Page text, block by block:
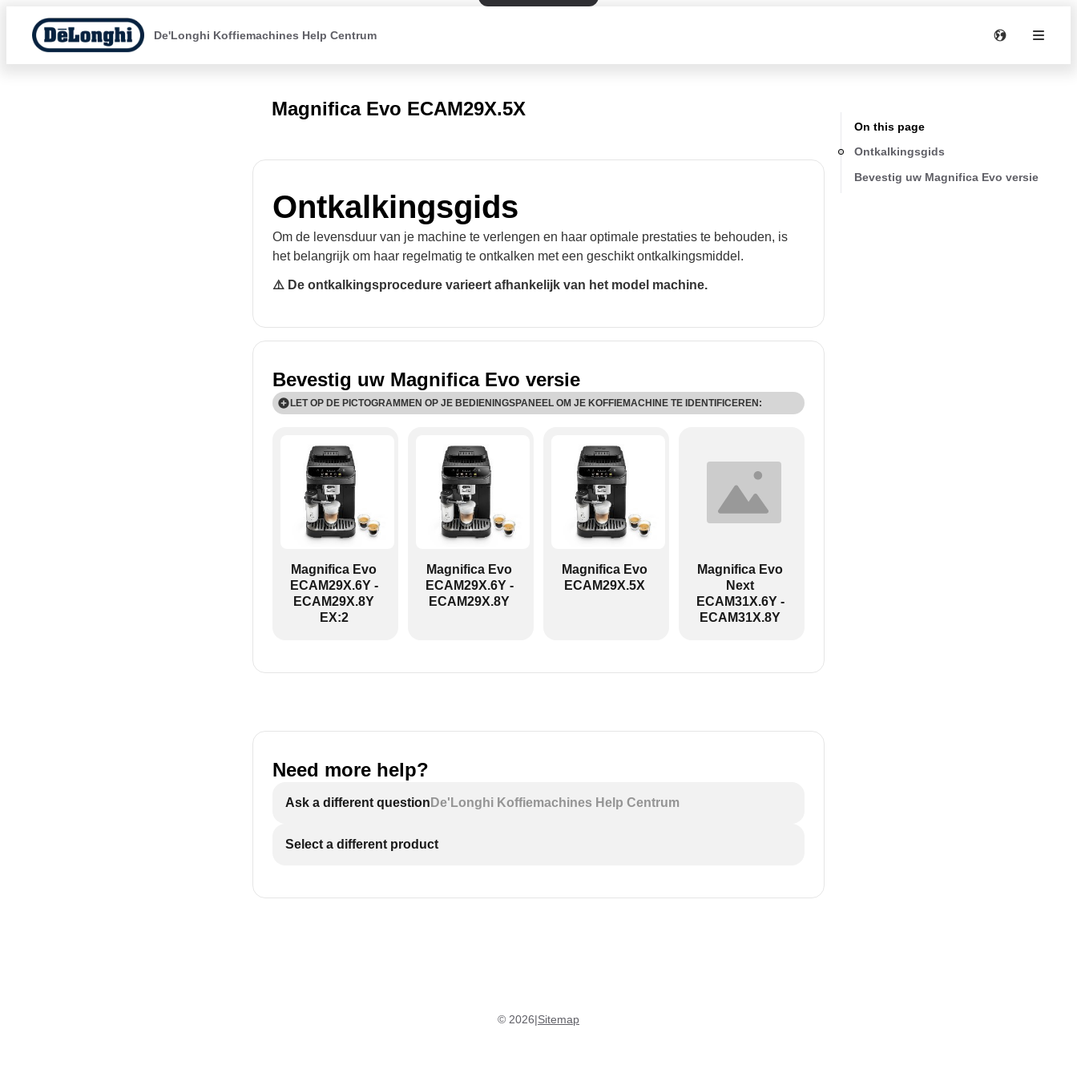
De'Longhi Koffiemachines Help Centrum
Magnifica Evo ECAM29X.5X
Ontkalkingsgids
Om de levensduur van je machine te verlengen en haar optimale prestaties te behouden, is
het belangrijk om haar regelmatig te ontkalken met een geschikt ontkalkingsmiddel.
⚠️ De ontkalkingsprocedure varieert afhankelijk van het model machine.
Bevestig uw Magnifica Evo versie
LET OP DE PICTOGRAMMEN OP JE BEDIENINGSPANEEL OM JE KOFFIEMACHINE TE IDENTIFICEREN:
ECAM29X.6Y-ECAM29X.8Y EX:2:
Magnifica Evo
ECAM29X.6Y -
ECAM29X.8Y
EX:2
Magnifica Evo
ECAM29X.6Y -
ECAM29X.8Y
Magnifica Evo
ECAM29X.5X
Magnifica Evo
Next
ECAM31X.6Y -
ECAM31X.8Y
Need more help?
Ask a different question De'Longhi Koffiemachines Help Centrum
Select a different product
On this page
Ontkalkingsgids
Bevestig uw Magnifica Evo versie
© 2026|Sitemap